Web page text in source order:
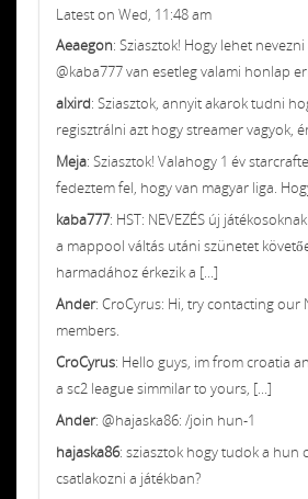
Latest on Wed, 11:48 am
Aeaegon: Sziasztok! Hogy lehet nevezni
@kaba777 van esetleg valami honlap
alxird: Sziasztok, annyit akarok tudni
regisztrálni azt hogy streamer vagyok,
Meja: Sziasztok! Valahogy 1 év
fedeztem fel, hogy van magyar liga.
kaba777: HST: NEVEZÉS új
a mappool váltás utáni szünetet
harmadához érkezik a [...]
Ander: CroCyrus: Hi, try contacting our
members.
CroCyrus: Hello guys, im from croatia
a sc2 league simmilar to yours, [...]
Ander: @hajaska86: /join hun-1
hajaska86: sziasztok hogy tudok a hun
csatlakozni a játékban?